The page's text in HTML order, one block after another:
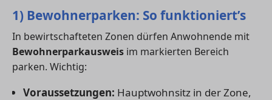
1) Bewohnerparken: So funktioniert’s
In bewirtschafteten Zonen dürfen Anwohnende mit
Bewohnerparkausweis im markierten Bereich
parken. Wichtig:
Voraussetzungen: Hauptwohnsitz in der Zone,